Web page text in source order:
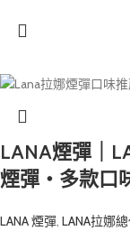
LANA煙彈｜
煙彈・多款口
LANA 煙彈, LANA拉娜